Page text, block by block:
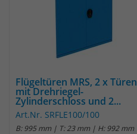
Flügeltüren MRS, 2 x Türen
mit Drehriegel-
Zylinderschloss und 2...
Art.Nr. SRFLE100/100
B: 995 mm | T: 23 mm | H: 992 mm